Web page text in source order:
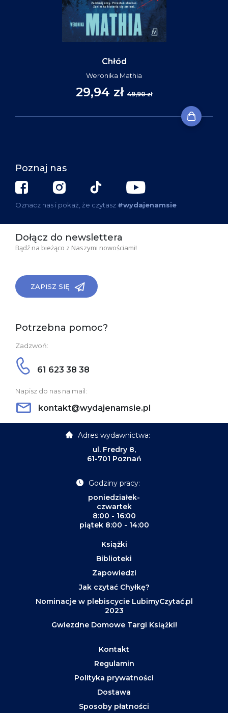
Chłód
Weronika Mathia
29,94 zł 49,90 zł
Poznaj nas
Oznacz nas i pokaż, że czytasz #wydajenamsie
Dołącz do newslettera
Bądź na bieżąco z Naszymi nowościami!
ZAPISZ SIĘ
Potrzebna pomoc?
Zadzwoń:
61 623 38 38
Napisz do nas na mail:
kontakt@wydajenamsie.pl
Adres wydawnictwa:
ul. Fredry 8,
61-701 Poznań
Godziny pracy:
poniedziałek-
czwartek
8:00 - 16:00
piątek 8:00 - 14:00
Książki
Biblioteki
Zapowiedzi
Jak czytać Chyłkę?
Nominacje w plebiscycie LubimyCzytać.pl
2023
Gwiezdne Domowe Targi Książki!
Kontakt
Regulamin
Polityka prywatności
Dostawa
Sposoby płatności